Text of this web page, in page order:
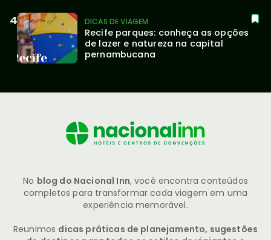
DICAS DE VIAGEM
Recife parques: conheça as opções
de lazer e natureza na capital
pernambucana
No blog do Nacional Inn, você encontra conteúdos
completos para transformar cada viagem em uma
experiência memorável.
Reunimos dicas práticas de planejamento, sugestões